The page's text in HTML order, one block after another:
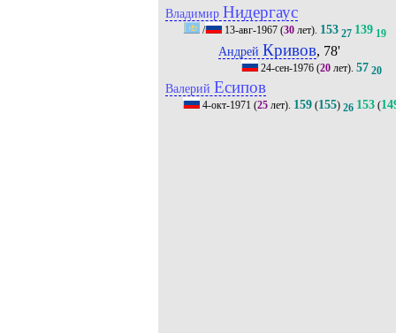
Владимир Нидергаус
/ 13-авг-1967(30лет). 153 27 139 19
Андрей Кривов, 78'
24-сен-1976 (20 лет).57 20
Валерий Есипов
4-окт-1971 (25лет). 159(155) 26 153(